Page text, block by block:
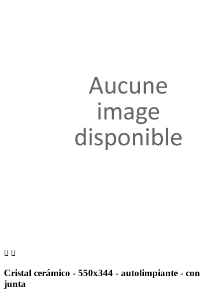
 
Cristal cerámico - 550x344 - autolimpiante - con
junta